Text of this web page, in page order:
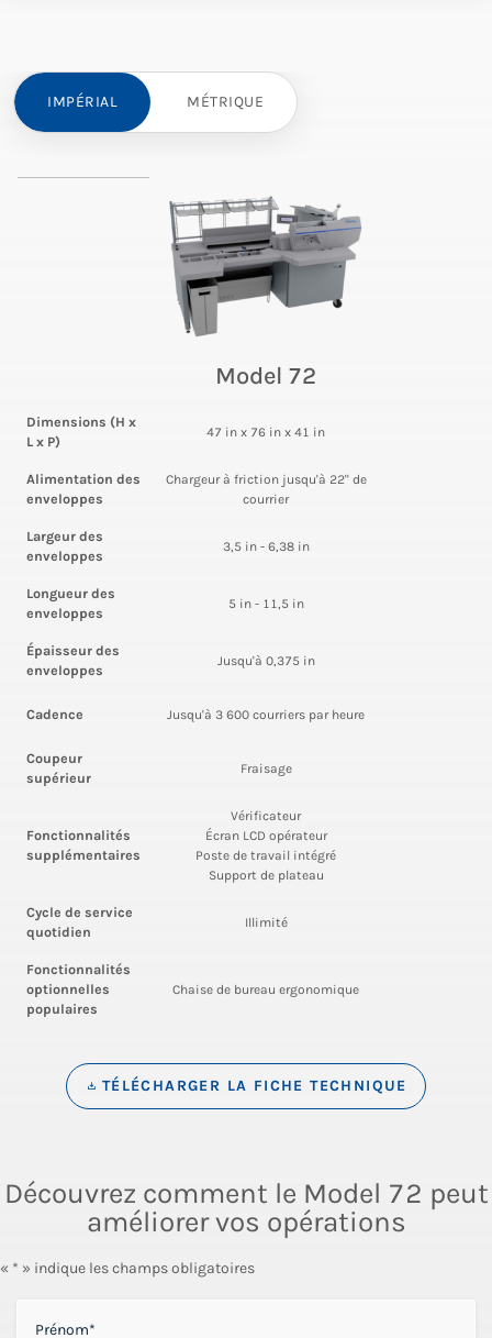
IMPÉRIAL MÉTRIQUE
Model 72
Dimensions (H x
L x P)
47 in x 76 in x 41 in
Alimentation des
enveloppes
Chargeur à friction jusqu'à 22" de
courrier
Largeur des
enveloppes
3,5 in - 6,38 in
Longueur des
enveloppes
5 in - 11,5 in
Épaisseur des
enveloppes
Jusqu'à 0,375 in
Cadence Jusqu'à 3 600 courriers par heure
Coupeur
supérieur
Fraisage
Fonctionnalités
supplémentaires
Vérificateur
Écran LCD opérateur
Poste de travail intégré
Support de plateau
Cycle de service
quotidien
Illimité
Fonctionnalités
optionnelles
populaires
Chaise de bureau ergonomique
TÉLÉCHARGER LA FICHE TECHNIQUE
Découvrez comment le Model 72 peut
améliorer vos opérations
« * » indique les champs obligatoires